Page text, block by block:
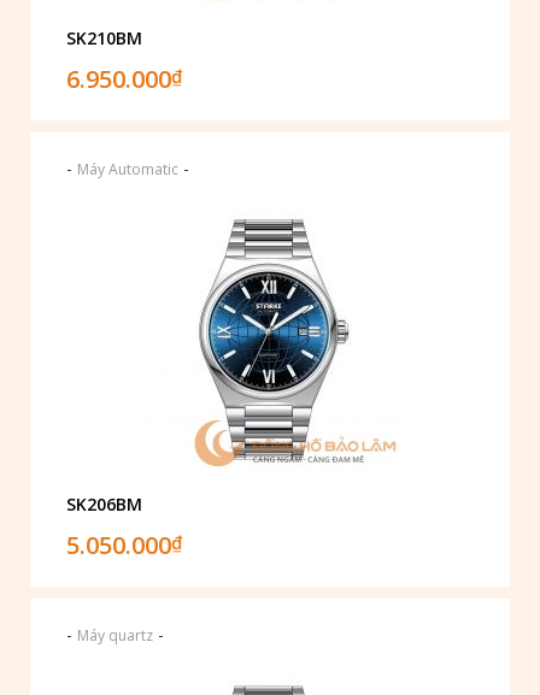
SK210BM
6.950.000₫
- Máy Automatic -
SK206BM
5.050.000₫
- Máy quartz -